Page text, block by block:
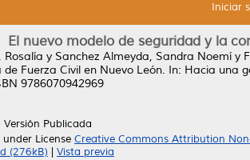
Iniciar
El nuevo modelo de seguridad y la
Rosalía y Sanchez Almeyda, Sandra Noemí y
Fuerza Civil en Nuevo León. In: Hacia una
9786070942969
Publicada
License Creative Commons Attribution
(276kB)
Vista previa